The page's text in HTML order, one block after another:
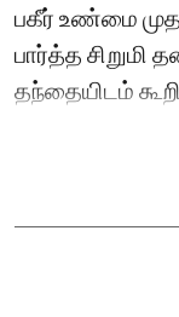
பகீர் உண்மை
பார்த்த சிறுமி
தந்தையிடம்